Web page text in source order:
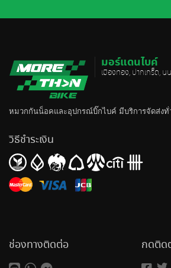
มอร์แดนไบค์
เมืองทอง, ปากเกร็ด, น
หมวกกันน็อคและอุปกรณ์บิ๊กไบค์ มีบริการจัดส่งทั่
วิธีชำระเงิน
ช่องทางติดต่อ กดติด